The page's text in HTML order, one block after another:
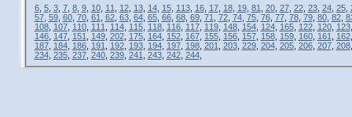
6, 5, 3, 7, 8, 9, 10, 11 12, 13, 14, 15, 113, 16, 17, 18, 19, 81 20, 27, 22, 23, 24, 25,
57, 59, 60, 70, 61 62, 63, 64, 65, 66, 68, 69, 71 72, 74, 75, 76, 77, 78, 79, 80, 82,
108, 107, 110, 111 114, 115, 118, 116, 117, 119, 148, 154, 124, 165, 122, 120, 123
146, 147, 151 149, 202, 175, 164, 152, 167, 155, 156, 157, 158, 159, 160, 161 162
187, 184, 186, 191 192, 193, 194, 197, 198, 201 203, 229, 204, 205, 206, 207, 208
234, 235, 237, 240, 239, 241 243, 242, 244,